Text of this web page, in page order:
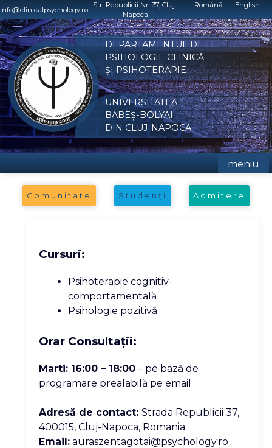
Skip
to
content
info@clinicalpsychology.ro
Str. Republicii Nr. 37, Cluj-
Napoca
Română English
DEPARTAMENTUL DE
PSIHOLOGIE CLINICĂ
ȘI PSIHOTERAPIE
UNIVERSITATEA
BABEȘ-BOLYAI
DIN CLUJ-NAPOCA
meniu
Comunitate Studenți Admitere
Cursuri:
Psihoterapie cognitiv-
comportamentală
Psihologie pozitivă
Orar Consultații:
Marti: 16:00 – 18:00– pe bază de
programare prealabilă pe email
Adresă de contact: Strada Republicii 37,
400015, Cluj-Napoca, Romania
Email:auraszentagotai@psychology.ro